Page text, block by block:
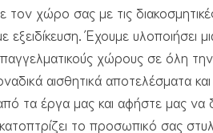
χώρο σας με τις
εξειδίκευση. Έχουμε υλοποιήσει
επαγγελματικούς χώρους σε όλη
αισθητικά αποτελέσματα
τα έργα μας και αφήστε μας να
το προσωπικό σας